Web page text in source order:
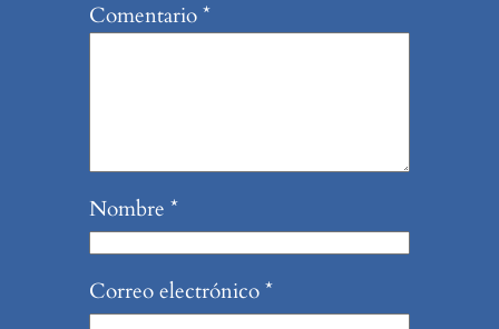
Comentario*
Nombre *
Correo electrónico*